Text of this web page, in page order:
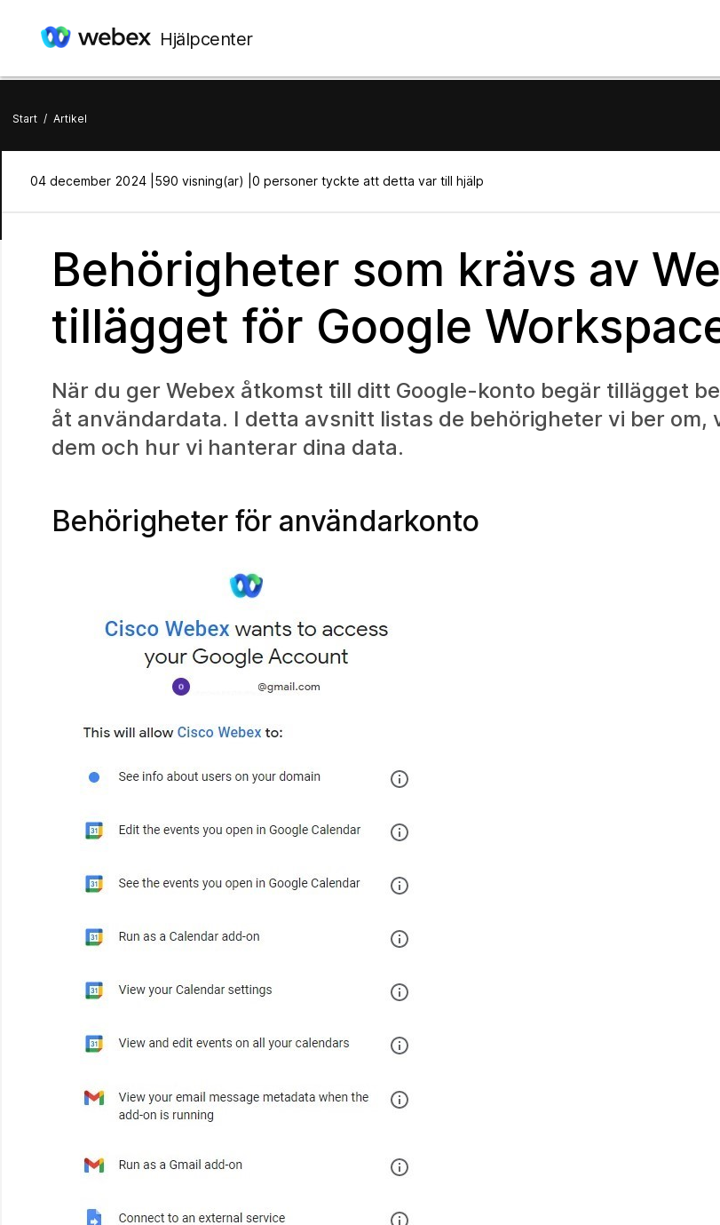
Hjälpcenter
Start / Artikel
04 december 2024 | 590 visning(ar) | 0 personer tyckte att detta var till hjälp
Behörigheter som krävs av
tillägget för Google
När du ger Webex åtkomst till ditt Google-konto begär tillägget
åt användardata. I detta avsnitt listas de behörigheter vi ber om,
dem och hur vi hanterar dina data.
Behörigheter för användarkonto